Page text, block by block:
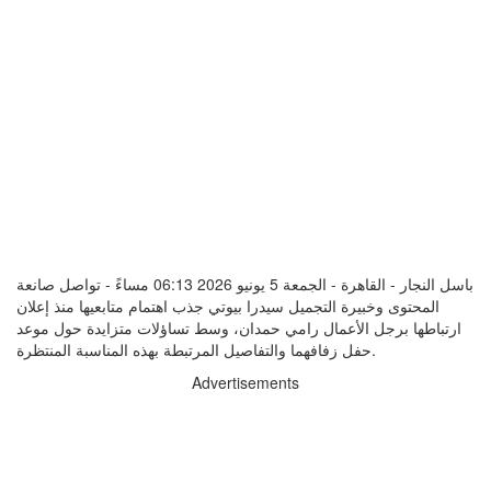
باسل النجار - القاهرة - الجمعة 5 يونيو 2026 06:13 مساءً - تواصل صانعة
المحتوى وخبيرة التجميل سيدرا بيوتي جذب اهتمام متابعيها منذ إعلان
ارتباطها برجل الأعمال رامي حمدان، وسط تساؤلات متزايدة حول موعد
حفل زفافهما والتفاصيل المرتبطة بهذه المناسبة المنتظرة.
Advertisements